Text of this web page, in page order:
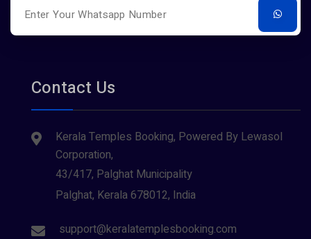
Contact Us
Kerala Temples Booking, Powered By Lewasol
Corporation,
43/417, Palghat Municipality
Palghat, Kerala 678012, India
support@keralatemplesbooking.com